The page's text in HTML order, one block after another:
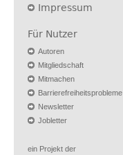
Impressum
Für Nutzer
Autoren
Mitgliedschaft
Mitmachen
Barrierefreiheitsprobleme
Newsletter
Jobletter
ein Projekt der